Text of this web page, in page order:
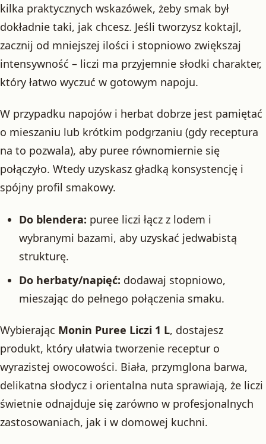
kilka praktycznych wskazówek, żeby smak był
dokładnie taki, jak chcesz. Jeśli tworzysz koktajl,
zacznij od mniejszej ilości i stopniowo zwiększaj
intensywność – liczi ma przyjemnie słodki charakter,
który łatwo wyczuć w gotowym napoju.
W przypadku napojów i herbat dobrze jest pamiętać
o mieszaniu lub krótkim podgrzaniu (gdy receptura
na to pozwala), aby puree równomiernie się
połączyło. Wtedy uzyskasz gładką konsystencję i
spójny profil smakowy.
Do blendera: puree liczi łącz z lodem i
wybranymi bazami, aby uzyskać jedwabistą
strukturę.
Do herbaty/napięć: dodawaj stopniowo,
mieszając do pełnego połączenia smaku.
Wybierając Monin Puree Liczi 1 L, dostajesz
produkt, który ułatwia tworzenie receptur o
wyrazistej owocowości. Biała, przymglona barwa,
delikatna słodycz i orientalna nuta sprawiają, że liczi
świetnie odnajduje się zarówno w profesjonalnych
zastosowaniach, jak i w domowej kuchni.